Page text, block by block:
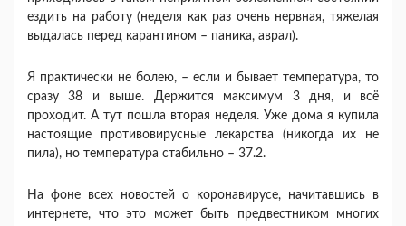
ездить на работу (неделя как раз очень нервная, тяжелая
выдалась перед карантином – паника, аврал).
Я практически не болею, – если и бывает температура, то
сразу 38 и выше. Держится максимум 3 дня, и всё
проходит. А тут пошла вторая неделя. Уже дома я купила
настоящие противовирусные лекарства (никогда их не
пила), но температура стабильно – 37.2.
На фоне всех новостей о коронавирусе, начитавшись в
интернете, что это может быть предвестником многих